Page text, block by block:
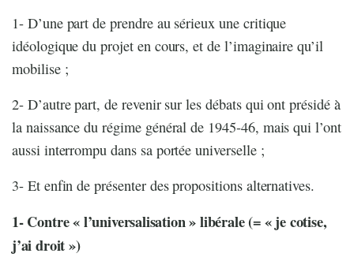
1- D’une part de prendre au sérieux une critique
idéologique du projet en cours, et de l’imaginaire qu’il
mobilise ;
2- D’autre part, de revenir sur les débats qui ont présidé à
la naissance du régime général de 1945-46, mais qui l’ont
aussi interrompu dans sa portée universelle ;
3- Et enfin de présenter des propositions alternatives.
1- Contre « l’universalisation » libérale (= « je cotise,
j’ai droit »)